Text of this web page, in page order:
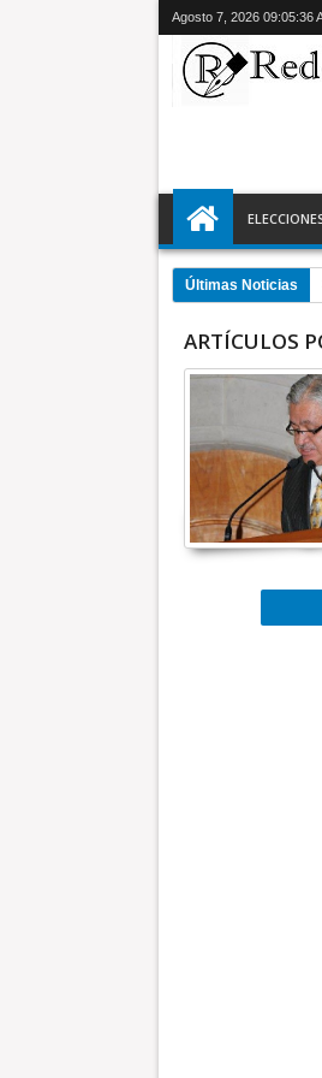
Agosto 7, 2026 09:05:37
Últimas Noticias
ARTÍCULOS